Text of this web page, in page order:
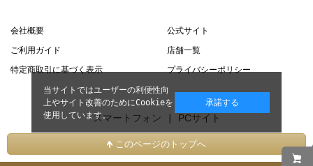
会社概要
公式サイト
ご利用ガイド
店舗一覧
特定商取引に基づく表示
プライバシーポリシー
スマートフォン | PCサイト
このページのトップへ
当サイトではユーザーの利便性向
上やサイト改善のためにCookieを
使用しています。
承諾する